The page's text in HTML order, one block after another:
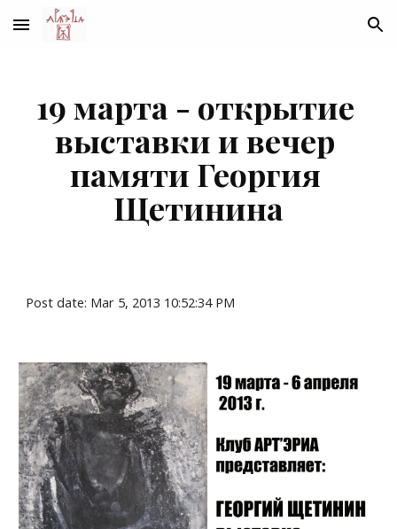
Skip to main content Skip to navigation
19 марта - открытие
выставки и вечер
памяти Георгия
Щетинина
Post date: Mar 5, 2013 10:52:34 PM